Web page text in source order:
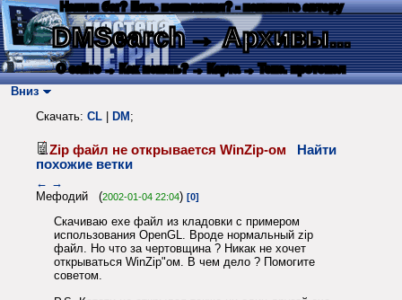
Нашли баг? Есть пожелания? - напишите автору
DMSearch→ Архивы...
О сайте → Как искать? → Карта → Текс. протокол
Вниз
Скачать: CL DM ;
Zip файл не открывается WinZip-ом
Найти
похожие ветки
← →
Мефодий (2002-01-04 22:04) [0]
Скачиваю exe файл из кладовки с примером
использования OpenGL. Вроде нормальный zip
файл. Но что за чертовщина ? Никак не хочет
открываться WinZip"ом. В чем дело ? Помогите
советом.